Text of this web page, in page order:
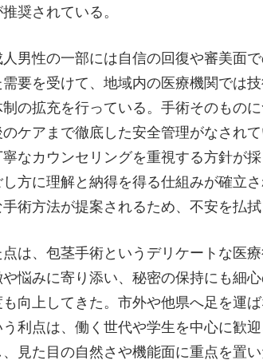
奨されている。
男性の一部には自信の回復や審美面
要を受けて、地域内の医療機関では
の拡充を行っている。手術そのもの
ケアまで徹底した安全管理がなされ
なカウンセリングを重視する方針が
方に理解と納得を得る仕組みが確立
術方法が提案されるため、不安を払
は、包茎手術というデリケートな医
悩みに寄り添い、秘密の保持にも細
向上してきた。市外や他県へ足を運
利点は、働く世代や学生を中心に歓
、見た目の自然さや機能面に重点を置